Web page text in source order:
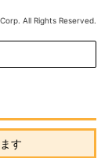
All Rights Reserved.
す